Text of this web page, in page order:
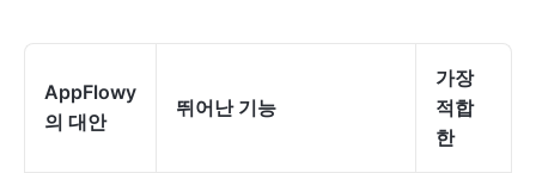
AppFlowy
의 대안
뛰어난 기능
가장
적합
한